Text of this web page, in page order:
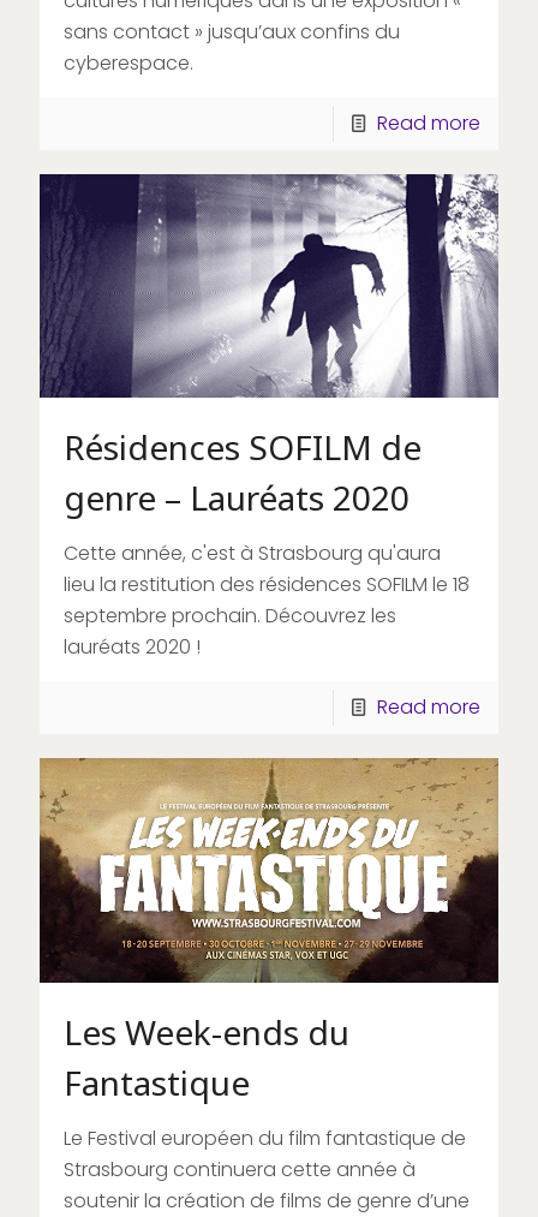
sans contact » jusqu’aux confins du
cyberespace.
Read more
Résidences SOFILM de
genre – Lauréats 2020
Cette année, c'est à Strasbourg qu'aura
lieu la restitution des résidences SOFILM le 18
septembre prochain. Découvrez les
lauréats 2020 !
Read more
Les Week-ends du
Fantastique
Le Festival européen du film fantastique de
Strasbourg continuera cette année à
soutenir la création de films de genre d’une